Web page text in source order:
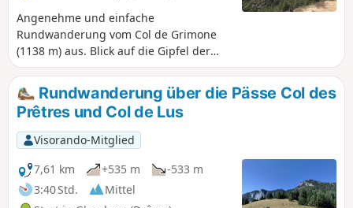
Angenehme und einfache
Rundwanderung vom Col de Grimone
(1138 m) aus. Blick auf die Gipfel der
Drôme. Zu Beginn des Sommers kann
man auf dieser Tour zahlreiche schöne
Blumen bewundern. Die Wanderung ist
auch für schwindelfreie Personen
geeignet, die gerne in den Bergen
wandern.
Rundwanderung über die Pässe Col des
Prêtres und Col de Lus
Visorando-Mitglied
7,61 km
+535 m
-533 m
3:40 Std.
Mittel